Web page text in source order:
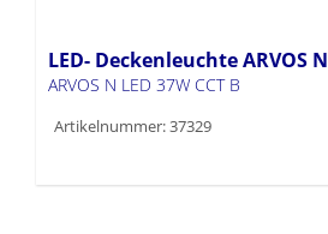
LED- Deckenleuchte ARVOS N
ARVOS N LED 37W CCT B
Artikelnummer: 37329